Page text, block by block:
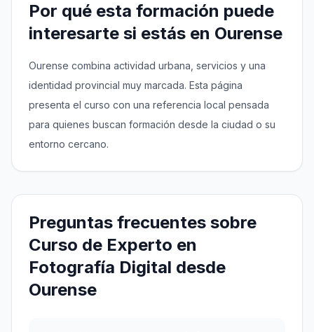
Por qué esta formación puede
interesarte si estás en Ourense
Ourense combina actividad urbana, servicios y una
identidad provincial muy marcada. Esta página
presenta el curso con una referencia local pensada
para quienes buscan formación desde la ciudad o su
entorno cercano.
Preguntas frecuentes sobre
Curso de Experto en
Fotografía Digital desde
Ourense